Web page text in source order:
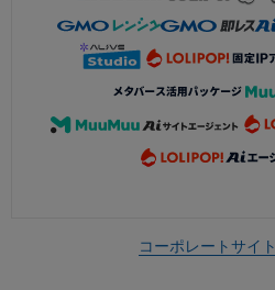
コーポレートサイト